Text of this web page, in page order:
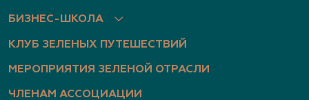
Нижегородская область, Нижегородская
область, Богородский р-н, дер. Березовка, ул.
Центральная, д. 1б
(951) 910-2630, (951) 910-2518, (910) 793-1401
БИЗНЕС-ШКОЛА
КЛУБ ЗЕЛЕНЫХ ПУТЕШЕСТВИЙ
МЕРОПРИЯТИЯ ЗЕЛЕНОЙ ОТРАСЛИ
ЧЛЕНАМ АССОЦИАЦИИ